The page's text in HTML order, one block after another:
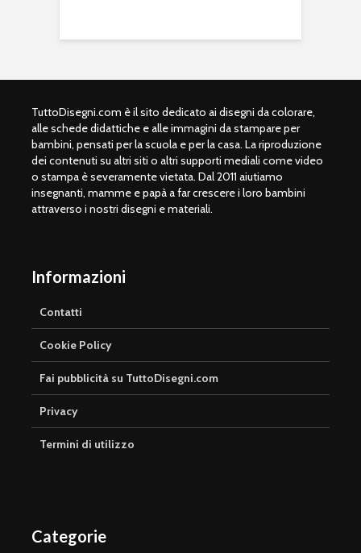
TuttoDisegni.com è il sito dedicato ai disegni da colorare,
alle schede didattiche e alle immagini da stampare per
bambini, pensati per la scuola e per la casa. La riproduzione
dei contenuti su altri siti o altri supporti mediali come video
o stampa è severamente vietata. Dal 2011 aiutiamo
insegnanti, mamme e papà a far crescere i loro bambini
attraverso i nostri disegni e materiali.
Informazioni
Contatti
Cookie Policy
Fai pubblicità su TuttoDisegni.com
Privacy
Termini di utilizzo
Categorie